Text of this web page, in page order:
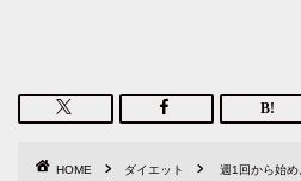
HOME ダイエット 週1回から始